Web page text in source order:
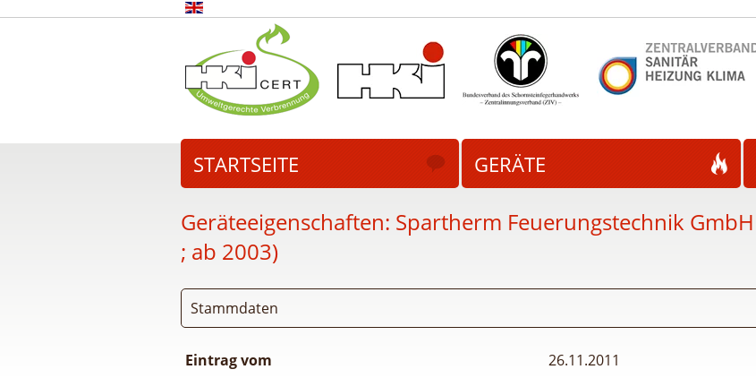
STARTSEITE GERÄTE
Geräteeigenschaften: Spartherm Feuerungstechnik
; ab 2003)
Stammdaten
Eintrag vom
26.11.2011